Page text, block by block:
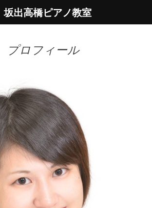
プロフィール
坂出高橋ピアノ教室